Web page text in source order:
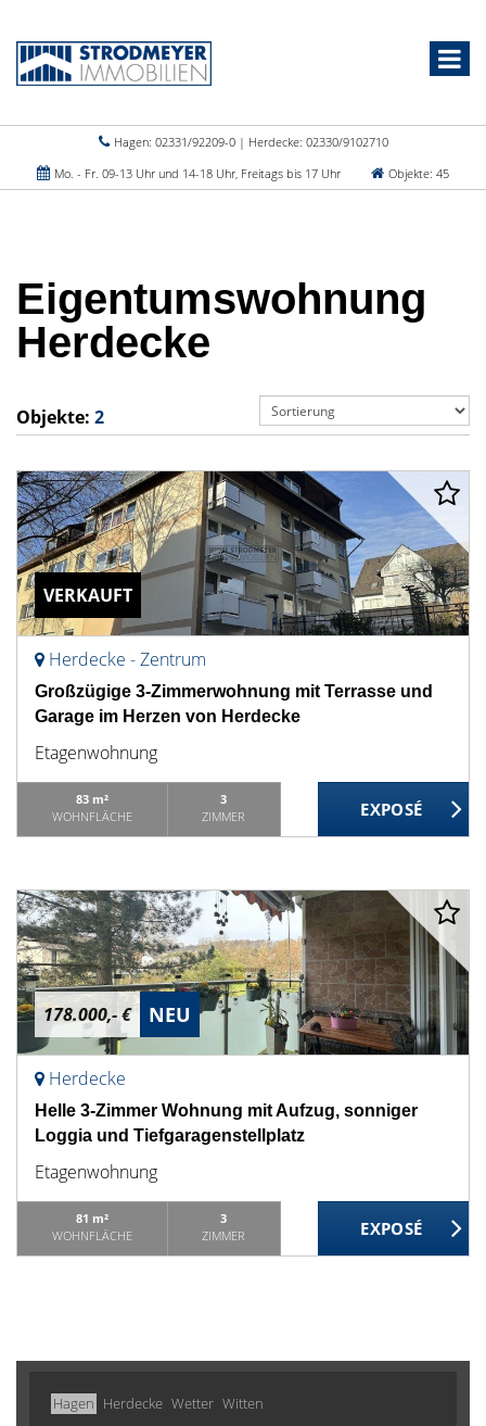
Hagen: 02331/92209-0 | Herdecke: 02330/9102710
Mo. - Fr. 09-13 Uhr und 14-18 Uhr, Freitags bis 17 Uhr
Objekte: 45
Eigentumswohnung
Herdecke
Objekte: 2
VERKAUFT
Herdecke - Zentrum
Großzügige 3-Zimmerwohnung mit Terrasse und
Garage im Herzen von Herdecke
Etagenwohnung
83 m²
WOHNFLÄCHE
3
ZIMMER
178.000,- € NEU
Herdecke
Helle 3-Zimmer Wohnung mit Aufzug, sonniger
Loggia und Tiefgaragenstellplatz
Etagenwohnung
81 m²
WOHNFLÄCHE
3
ZIMMER
Hagen Herdecke Wetter Witten